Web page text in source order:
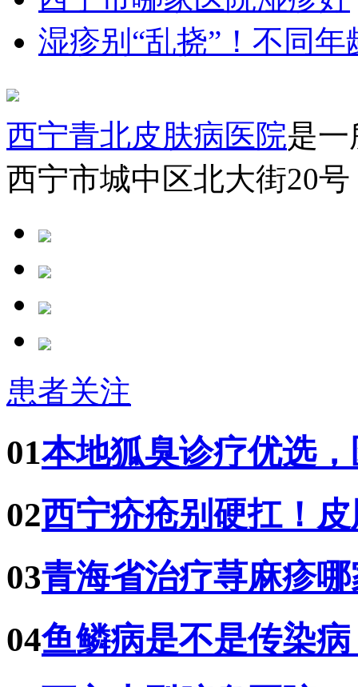
湿疹别“乱挠”！不同
西宁青北皮肤病医院是
西宁市城中区北大街20
患者关注
01本地狐臭诊疗优选
02西宁疥疮别硬扛！
03青海省治疗荨麻疹
04鱼鳞病是不是传染